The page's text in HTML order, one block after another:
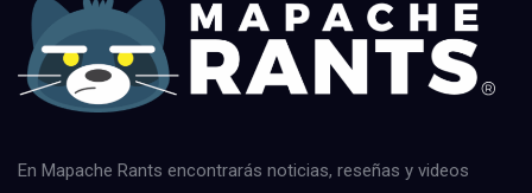
En Mapache Rants encontrarás noticias, reseñas y videos